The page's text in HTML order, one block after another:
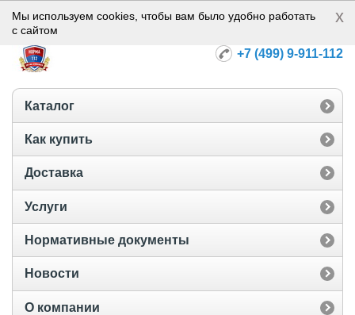
Норма-112
+7 (499) 9-911-112
Каталог
Как купить
Доставка
Услуги
Нормативные документы
Новости
О компании
Мы используем cookies, чтобы вам было удобно работать
с сайтом
x